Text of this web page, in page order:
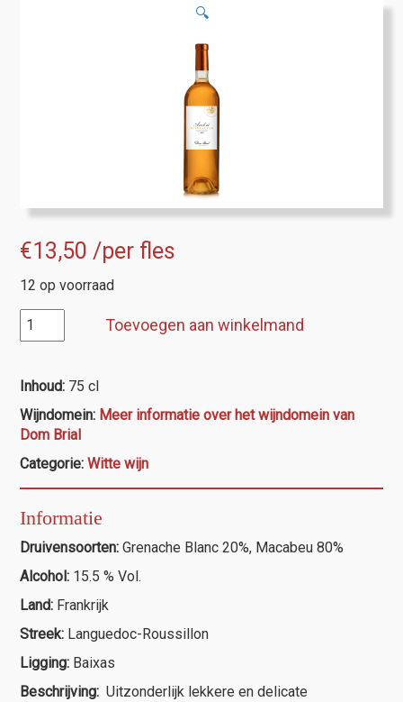
🔍
€13,50 /per fles
12 op voorraad
AOP
Riversaltes
Vin
Doux
Naturel
aantal
Toevoegen aan winkelmand
Inhoud: 75 cl
Wijndomein: Meer informatie over het wijndomein van
Dom Brial
Categorie:Witte wijn
Informatie
Druivensoorten: Grenache Blanc 20%, Macabeu 80%
Alcohol: 15.5 % Vol.
Land: Frankrijk
Streek: Languedoc-Roussillon
Ligging: Baixas
Beschrijving: Uitzonderlijk lekkere en delicate